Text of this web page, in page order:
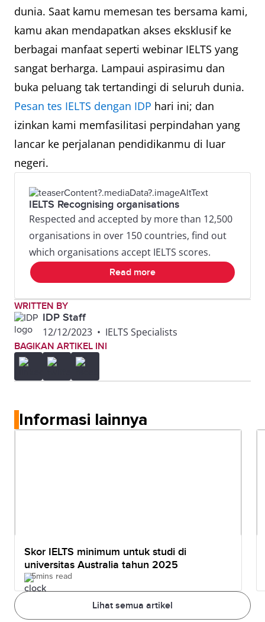
dunia. Saat kamu memesan tes bersama kami,
kamu akan mendapatkan akses eksklusif ke
berbagai manfaat seperti webinar IELTS yang
sangat berharga. Lampaui aspirasimu dan
buka peluang tak tertandingi di seluruh dunia.
Pesan tes IELTS dengan IDP hari ini; dan
izinkan kami memfasilitasi perpindahan yang
lancar ke perjalanan pendidikanmu di luar
negeri.
IELTS Recognising organisations
Respected and accepted by more than 12,500
organisations in over 150 countries, find out
which organisations accept IELTS scores.
Read more
WRITTEN BY
IDP Staff
12/12/2023 • IELTS Specialists
BAGIKAN ARTIKEL INI
Informasi lainnya
Lihat semua artikel
Skor IELTS minimum untuk studi di
universitas Australia tahun 2025
5mins read